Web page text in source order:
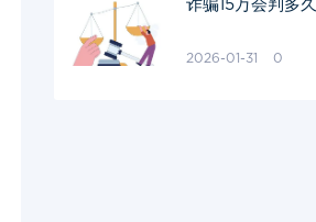
诈骗15万会判多久
2026-01-31 0